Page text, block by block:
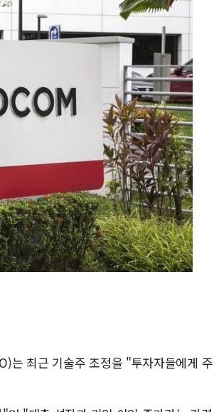
는 최근 기술주 조정을 "투자자들에게 주